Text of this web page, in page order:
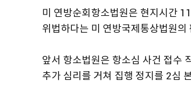
미 연방순회항소법원은 현지시간
위법하다는 미 연방국제통상법원
앞서 항소법원은 항소심 사건 접수
추가 심리를 거쳐 집행 정지를 2심